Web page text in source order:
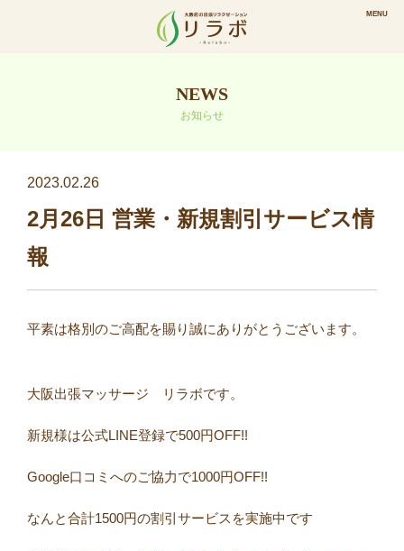
NEWS
お知らせ
2023.02.26
2月26日 営業・新規割引サービス情
報
平素は格別のご高配を賜り誠にありがとうございます。⠀
大阪出張マッサージ リラボです。
新規様は公式LINE登録で500円OFF!!
Google口コミへのご協力で1000円OFF!!
なんと合計1500円の割引サービスを実施中です